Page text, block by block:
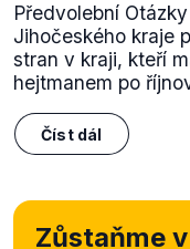
Předvolební
Jihočeského kraje
stran v kraji, kteří
hejtmanem po
Číst dál
Zůstaňme